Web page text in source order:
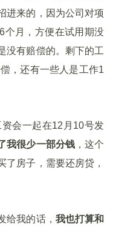
进来的，因为公司对项
个月，方便在试用期没
没有赔偿的。剩下的工
，还有一些人是工作1
会一起在12月10号发
我很少一部分钱，这个
了房子，需要还房贷，
给我的话， 我也打算和